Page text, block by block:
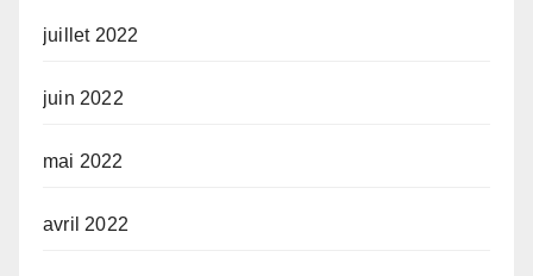
juillet 2022
juin 2022
mai 2022
avril 2022